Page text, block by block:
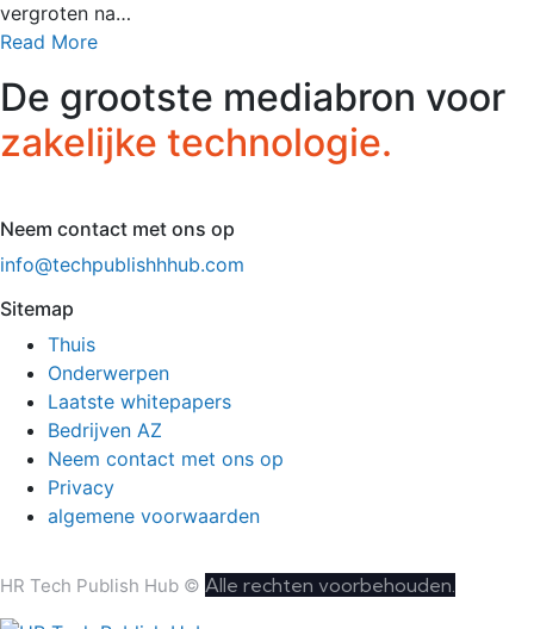
vergroten na…
Read More
De grootste mediabron voor
zakelijke technologie.
Neem contact met ons op
info@techpublishhhub.com
Sitemap
Thuis
Onderwerpen
Laatste whitepapers
Bedrijven AZ
Neem contact met ons op
Privacy
algemene voorwaarden
HR Tech Publish Hub © Alle rechten voorbehouden.